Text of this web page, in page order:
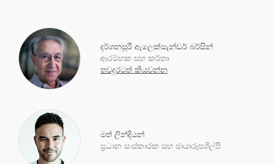
දර්ශනසූරී ඇලෙක්සැන්ඩර් බර්සින්
ආරම්භක සහ කර්තෘ
තවදුරටත් කියවන්න
මත් ලින්දියන්
ප්‍රධාන සංස්කාරක සහ ඡායාරූපශිල්පී